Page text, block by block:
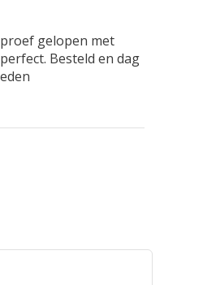
gelopen met
Besteld en dag